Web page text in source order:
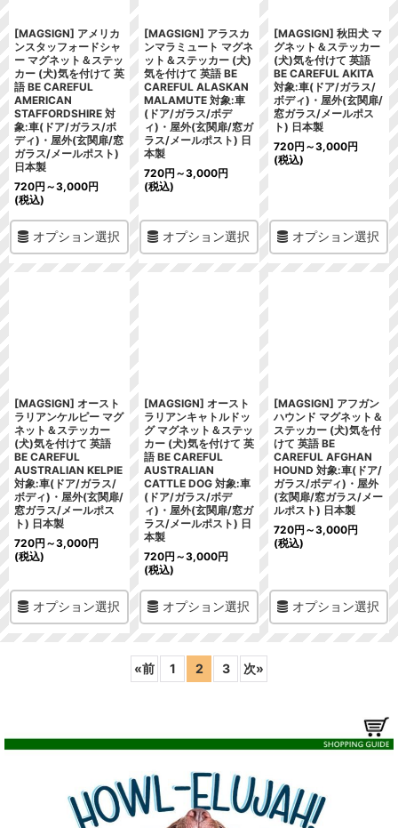
[MAGSIGN] アメリカ
ンスタッフォードシャ
ー マグネット＆ステッ
カー (犬)気を付けて 英
語 BE CAREFUL
AMERICAN
STAFFORDSHIRE 対
象:車(ドア/ガラス/ボ
ディ)・屋外(玄関扉/窓
ガラス/メールポスト)
日本製
720円 ～3,000円
(税込)
オプション選択
[MAGSIGN] アラスカ
ンマラミュート マグネ
ット＆ステッカー (犬)
気を付けて 英語 BE
CAREFUL ALASKAN
MALAMUTE 対象:車
(ドア/ガラス/ボデ
ィ)・屋外(玄関扉/窓ガ
ラス/メールポスト) 日
本製
720円 ～3,000円
(税込)
オプション選択
[MAGSIGN] 秋田犬 マ
グネット＆ステッカー
(犬)気を付けて 英語
BE CAREFUL AKITA
対象:車(ドア/ガラス/
ボディ)・屋外(玄関扉/
窓ガラス/メールポス
ト) 日本製
720円 ～3,000円
(税込)
オプション選択
[MAGSIGN] オースト
ラリアンケルピー マグ
ネット＆ステッカー
(犬)気を付けて 英語
BE CAREFUL
AUSTRALIAN KELPIE
対象:車(ドア/ガラス/
ボディ)・屋外(玄関扉/
窓ガラス/メールポス
ト) 日本製
720円 ～3,000円
(税込)
オプション選択
[MAGSIGN] オースト
ラリアンキャトルドッ
グ マグネット＆ステッ
カー (犬)気を付けて 英
語 BE CAREFUL
AUSTRALIAN
CATTLE DOG 対象:車
(ドア/ガラス/ボデ
ィ)・屋外(玄関扉/窓ガ
ラス/メールポスト) 日
本製
720円 ～3,000円
(税込)
オプション選択
[MAGSIGN] アフガン
ハウンド マグネット＆
ステッカー (犬)気を付
けて 英語 BE
CAREFUL AFGHAN
HOUND 対象:車(ドア/
ガラス/ボディ)・屋外
(玄関扉/窓ガラス/メー
ルポスト) 日本製
720円 ～3,000円
(税込)
オプション選択
«前 1 2 3 次»